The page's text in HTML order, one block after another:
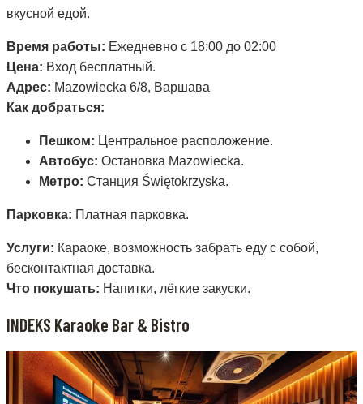
вкусной едой.
Время работы: Ежедневно с 18:00 до 02:00
Цена: Вход бесплатный.
Адрес: Mazowiecka 6/8, Варшава
Как добраться:
Пешком: Центральное расположение.
Автобус: Остановка Mazowiecka.
Метро: Станция Świętokrzyska.
Парковка: Платная парковка.
Услуги: Караоке, возможность забрать еду с собой,
бесконтактная доставка.
Что покушать: Напитки, лёгкие закуски.
INDEKS Karaoke Bar & Bistro